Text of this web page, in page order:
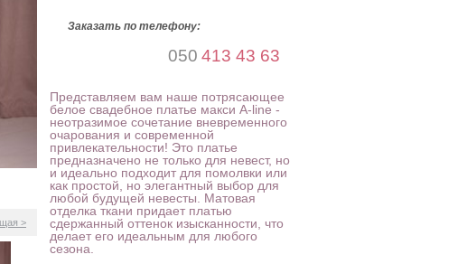
Заказать по телефону:
050 413 43 63
Представляем вам наше потрясающее
белое свадебное платье макси A-line -
неотразимое сочетание вневременного
очарования и современной
привлекательности! Это платье
предназначено не только для невест, но
и идеально подходит для помолвки или
как простой, но элегантный выбор для
любой будущей невесты. Матовая
отделка ткани придает платью
сдержанный оттенок изысканности, что
делает его идеальным для любого
сезона.
>